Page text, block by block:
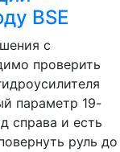
BSE
с
проверить
параметр 19-
справа и есть
руль до